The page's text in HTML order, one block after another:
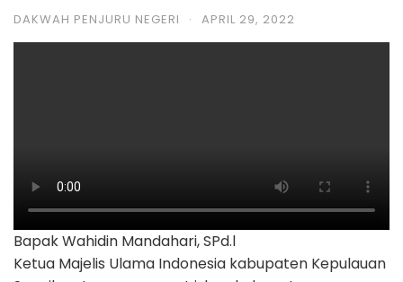
DAKWAH PENJURU NEGERI · APRIL 29, 2022
Bapak Wahidin Mandahari, SPd.l
Ketua Majelis Ulama Indonesia kabupaten Kepulauan